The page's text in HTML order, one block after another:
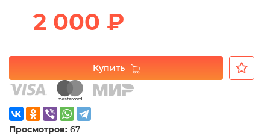
2 000 ₽
Купить
Просмотров: 67